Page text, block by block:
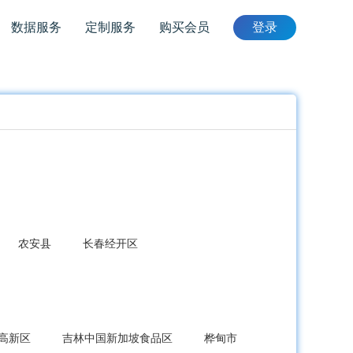
数据服务 定制服务 购买会员 登录
农安县 长春经开区
新区 吉林中国新加坡食品区 桦甸市